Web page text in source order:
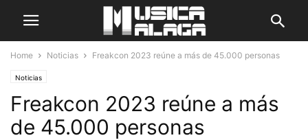
Home Noticias Freakcon 2023 reúne a más de 45.000 personas
Noticias
Freakcon 2023 reúne a más
de 45.000 personas